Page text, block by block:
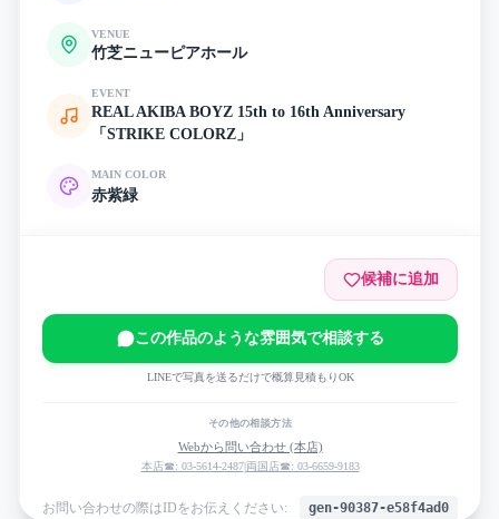
VENUE
竹芝ニューピアホール
EVENT
REAL AKIBA BOYZ 15th to 16th Anniversary
「STRIKE COLORZ」
MAIN COLOR
赤紫緑
候補に追加
この作品のような雰囲気で相談する
LINEで写真を送るだけで概算見積もりOK
その他の相談方法
Webから問い合わせ (本店)
本店☎: 03-5614-2487|両国店☎: 03-6659-9183
お問い合わせの際はIDをお伝えください: gen-90387-e58f4ad0